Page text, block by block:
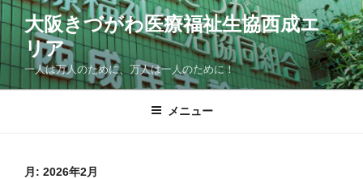
コ
ン
テ
ン
ツ
大阪きづがわ医療福祉生協西成エ
リア
一人は万人のために、万人は一人のために！
メニュー
月: 2026年2月